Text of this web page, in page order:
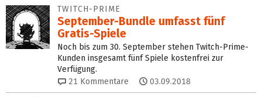
TWITCH-PRIME
September-Bundle umfasst fünf
Gratis-Spiele
Noch bis zum 30. September stehen Twitch-Prime-
Kunden insgesamt fünf Spiele kostenfrei zur
Verfügung.
21 Kommentare 03.09.2018